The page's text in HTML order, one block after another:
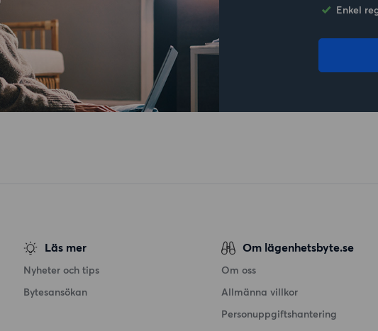
Enkel
Läs mer
Nyheter och tips
Bytesansökan
Om lägenhetsbyte.se
Om oss
Allmänna villkor
Personuppgiftshantering